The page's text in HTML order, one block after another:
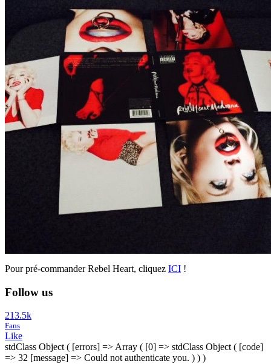
Pour pré-commander Rebel Heart, cliquez ICI !
Follow us
213.5k
Fans
Like
stdClass Object ( [errors] => Array ( [0] => stdClass Object ( [code]
=> 32 [message] => Could not authenticate you. ) ) )